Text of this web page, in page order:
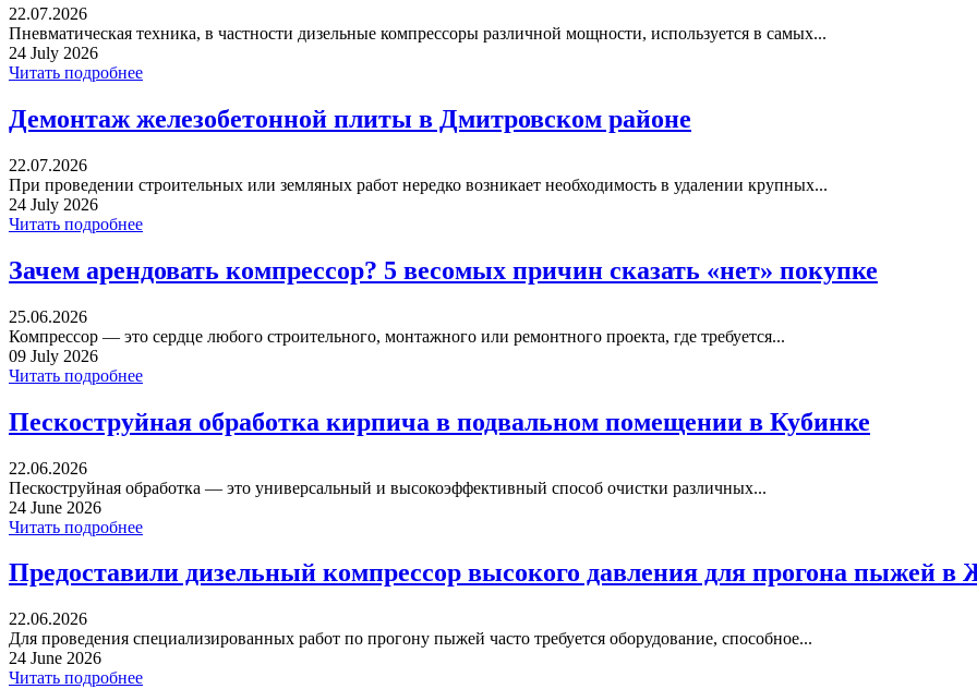
22.07.2026
Пневматическая техника, в частности дизельные компрессоры различной мощности, используется в самых...
24 July 2026
Читать подробнее
Демонтаж железобетонной плиты в Дмитровском районе
22.07.2026
При проведении строительных или земляных работ нередко возникает необходимость в удалении крупных...
24 July 2026
Читать подробнее
Зачем арендовать компрессор? 5 весомых причин сказать «нет» покупке
25.06.2026
Компрессор — это сердце любого строительного, монтажного или ремонтного проекта, где требуется...
09 July 2026
Читать подробнее
Пескоструйная обработка кирпича в подвальном помещении в Кубинке
22.06.2026
Пескоструйная обработка — это универсальный и высокоэффективный способ очистки различных...
24 June 2026
Читать подробнее
Предоставили дизельный компрессор высокого давления для прогона пыжей в
22.06.2026
Для проведения специализированных работ по прогону пыжей часто требуется оборудование, способное...
24 June 2026
Читать подробнее